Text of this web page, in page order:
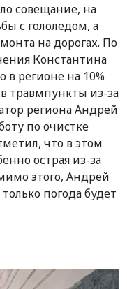
совещание, на
с гололедом, а
на дорогах. По
Константина
регионе на 10%
травмпункты из-за
региона Андрей
по очистке
что в этом
острая из-за
этого, Андрей
погода будет